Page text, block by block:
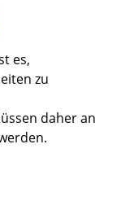
es,
zu
daher an